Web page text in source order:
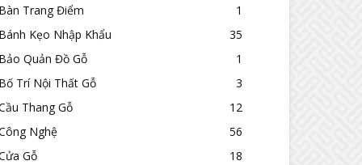
Trang Điểm
1
Kẹo Nhập Khẩu
35
Quản Đồ Gỗ
1
Trí Nội Thất Gỗ
3
Thang Gỗ
12
Nghệ
56
Gỗ
18